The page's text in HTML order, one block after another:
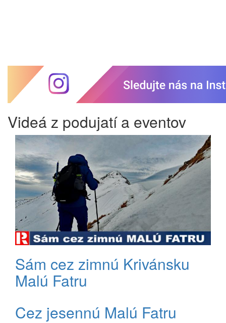
Videá z podujatí a eventov
Sám cez zimnú Krivánsku
Malú Fatru
Cez jesennú Malú Fatru